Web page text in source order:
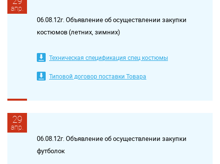
апр.
06.08.12г. Объявление об осуществлении закупки
костюмов (летних, зимних)
Техническая спецификация спец костюмы
Типовой договор поставки Товара
29
апр.
06.08.12г. Объявление об осуществлении закупки
футболок